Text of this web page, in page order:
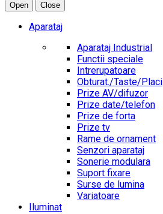
Open Close
Aparataj
Aparataj Industrial
Functii speciale
Intrerupatoare
Obturat./Taste/Placi
Prize AV/difuzor
Prize date/telefon
Prize de forta
Prize tv
Rame de ornament
Senzori aparataj
Sonerie modulara
Suport fixare
Surse de lumina
Variatoare
Iluminat